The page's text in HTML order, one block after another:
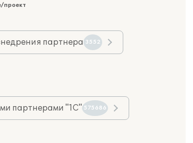
проект
партнера 3552
партнерами "1С" 575686